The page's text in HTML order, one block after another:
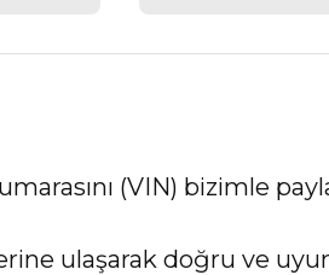
(VIN) bizimle
ulaşarak doğru ve